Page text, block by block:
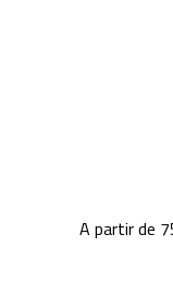
A partir de